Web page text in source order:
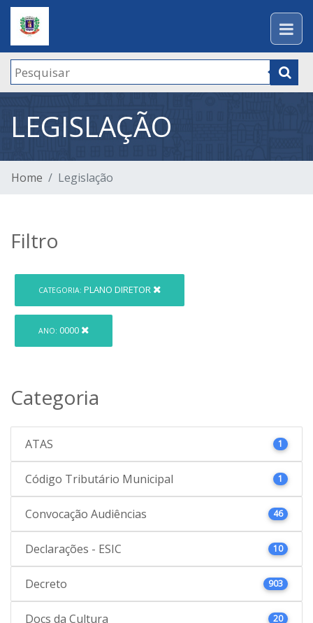
LEGISLAÇÃO
Home Legislação
Filtro
CATEGORIA: PLANO DIRETOR
ANO: 0000
Categoria
ATAS 1
Código Tributário Municipal 1
Convocação Audiências 46
Declarações - ESIC 10
Decreto 903
Docs da Cultura 20